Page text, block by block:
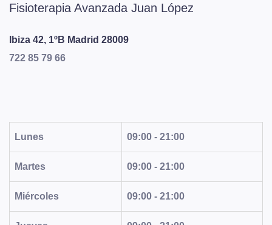
Fisioterapia Avanzada Juan López
Ibiza 42, 1ºB Madrid 28009
722 85 79 66
Lunes 09:00 - 21:00
Martes 09:00 - 21:00
Miércoles 09:00 - 21:00